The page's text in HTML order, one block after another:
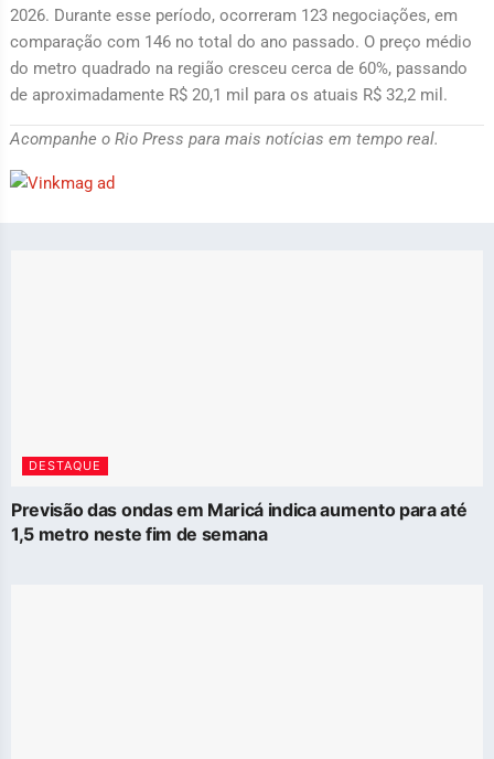
2026. Durante esse período, ocorreram 123 negociações, em
comparação com 146 no total do ano passado. O preço médio
do metro quadrado na região cresceu cerca de 60%, passando
de aproximadamente R$ 20,1 mil para os atuais R$ 32,2 mil.
Acompanhe o Rio Press para mais notícias em tempo real.
DESTAQUE
Previsão das ondas em Maricá indica aumento para até
1,5 metro neste fim de semana